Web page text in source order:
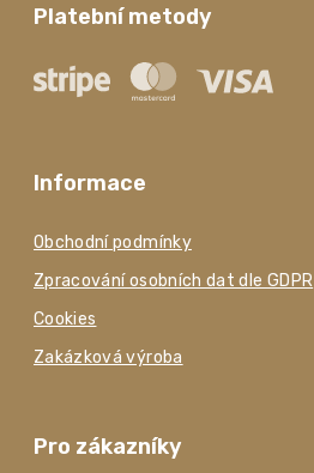
Informace
Obchodní podmínky
Zpracování osobních dat dle GDPR
Cookies
Zakázková výroba
Platební metody
Pro zákazníky